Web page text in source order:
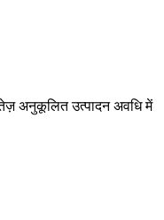
अनुकूलित उत्पादन अवधि में